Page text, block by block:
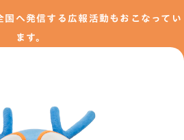
国へ発信する広報活動もおこなってい
ます。